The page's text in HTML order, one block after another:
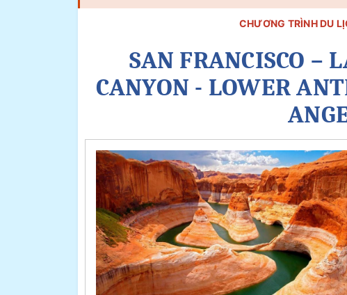
CHƯƠNG TRÌNH DU
SAN FRANCISCO –
CANYON - LOWER